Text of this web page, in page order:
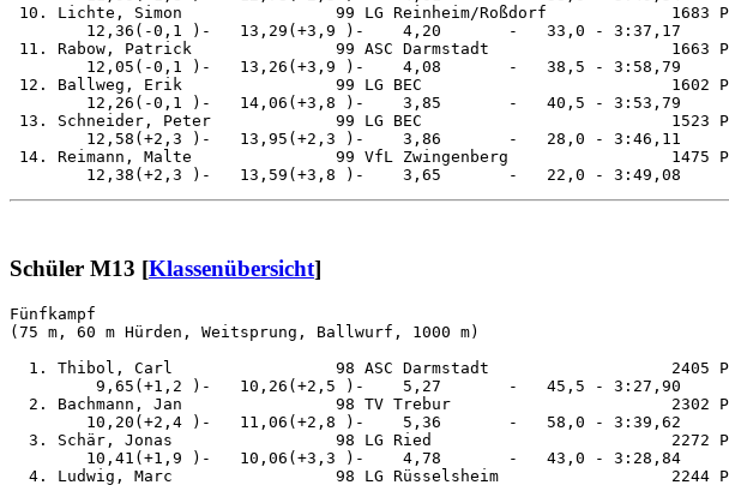
10. Lichte, Simon                99 LG Reinheim/Roßdorf             1683
        12,36(-0,1 )-   13,29(+3,9 )-    4,20       -   33,0 - 3:37,17
11. Rabow, Patrick               99 ASC Darmstadt                   1663
        12,05(-0,1 )-   13,26(+3,9 )-    4,08       -   38,5 - 3:58,79
12. Ballweg, Erik                99 LG BEC                          1602
        12,26(-0,1 )-   14,06(+3,8 )-    3,85       -   40,5 - 3:53,79
13. Schneider, Peter             99 LG BEC                          1523
        12,58(+2,3 )-   13,95(+2,3 )-    3,86       -   28,0 - 3:46,11
14. Reimann, Malte               99 VfL Zwingenberg                 1475
Schüler M13 [Klassenübersicht]
Fünfkampf
(75 m, 60 m Hürden, Weitsprung, Ballwurf, 1000 m)
1. Thibol, Carl                 98 ASC Darmstadt                   2405
         9,65(+1,2 )-   10,26(+2,5 )-    5,27       -   45,5 - 3:27,90
2. Bachmann, Jan                98 TV Trebur                       2302
        10,20(+2,4 )-   11,06(+2,8 )-    5,36       -   58,0 - 3:39,62
3. Schär, Jonas                 98 LG Ried                         2272
        10,41(+1,9 )-   10,06(+3,3 )-    4,78       -   43,0 - 3:28,84
4. Ludwig, Marc                 98 LG Rüsselsheim                  2244